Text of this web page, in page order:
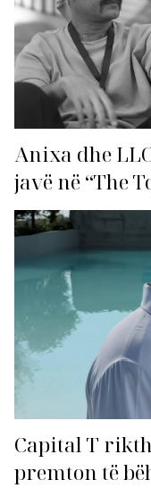
Anixa dhe
javë në “The
Capital T
premton të